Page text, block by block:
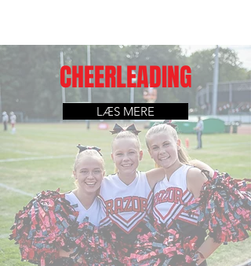
CHEERLEADING
LÆS MERE